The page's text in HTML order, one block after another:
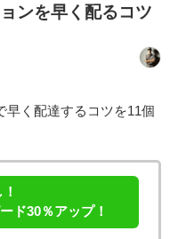
ンを早く配るコツ
早く配達するコツを11個
ド30％アップ！